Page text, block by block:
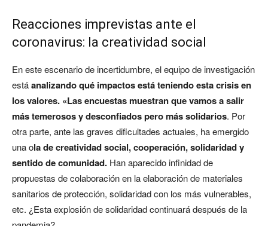
Reacciones imprevistas ante el
coronavirus: la creatividad social
En este escenario de incertidumbre, el equipo de investigación
estáanalizando qué impactos está teniendo esta crisis en
los valores. «Las encuestas muestran que vamos a salir
más temerosos y desconfiados pero más solidarios. Por
otra parte, ante las graves dificultades actuales, ha emergido
una ola de creatividad social, cooperación, solidaridad y
sentido de comunidad. Han aparecido infinidad de
propuestas de colaboración en la elaboración de materiales
sanitarios de protección, solidaridad con los más vulnerables,
etc. ¿Esta explosión de solidaridad continuará después de la